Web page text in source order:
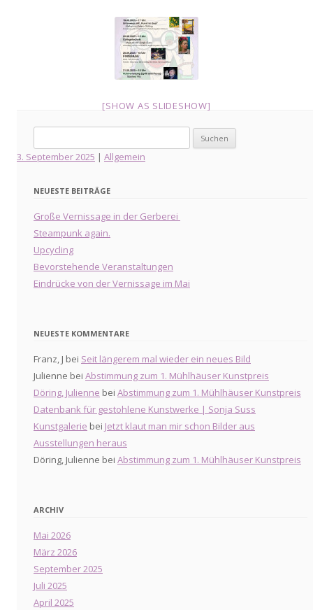
[SHOW AS SLIDESHOW]
3. September 2025 | Allgemein
nach:
NEUESTE BEITRÄGE
Große Vernissage in der Gerberei
Steampunk again.
Upcycling
Bevorstehende Veranstaltungen
Eindrücke von der Vernissage im Mai
NEUESTE KOMMENTARE
Franz, J bei Seit längerem mal wieder ein neues Bild
Julienne bei Abstimmung zum 1. Mühlhäuser Kunstpreis
Döring, Julienne bei Abstimmung zum 1. Mühlhäuser Kunstpreis
Datenbank für gestohlene Kunstwerke | Sonja Suss
Kunstgalerie bei Jetzt klaut man mir schon Bilder aus
Ausstellungen heraus
Döring, Julienne bei Abstimmung zum 1. Mühlhäuser Kunstpreis
ARCHIV
Mai 2026
März 2026
September 2025
Juli 2025
April 2025